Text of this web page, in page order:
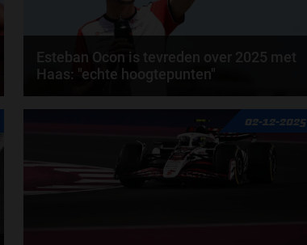
Esteban Ocon is tevreden over 2025 met
Haas: "echte hoogtepunten"
Meer dan de helft van de 2026-coureurs rijdt al meer
dan 5 jaar mee binnen de Formule 1. Esteban...02-12-2025